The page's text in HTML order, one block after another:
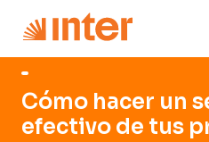
Cómo hacer un
efectivo de tus
Navigated to Cómo hacer